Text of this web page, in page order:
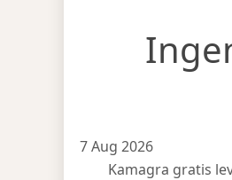
7 Aug 2026
Kamagra gratis